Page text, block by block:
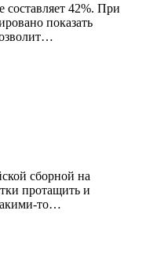
42%. При
показать
сборной на
протащить и
то…